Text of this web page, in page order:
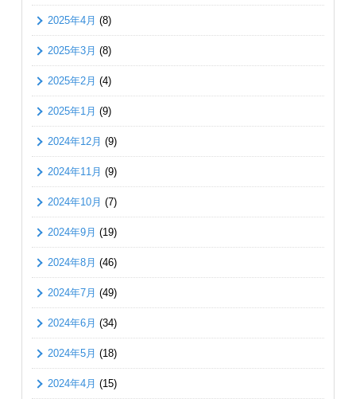
2025年4月 (8)
2025年3月 (8)
2025年2月 (4)
2025年1月 (9)
2024年12月 (9)
2024年11月 (9)
2024年10月 (7)
2024年9月 (19)
2024年8月 (46)
2024年7月 (49)
2024年6月 (34)
2024年5月 (18)
2024年4月 (15)